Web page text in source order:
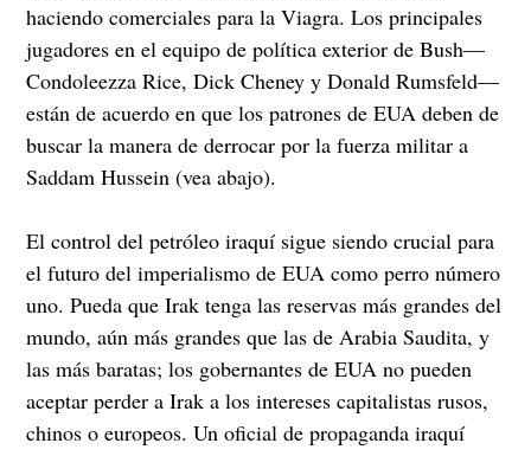
haciendo comerciales para la Viagra. Los principales
jugadores en el equipo de política exterior de Bush—
Condoleezza Rice, Dick Cheney y Donald Rumsfeld—
están de acuerdo en que los patrones de EUA deben de
buscar la manera de derrocar por la fuerza militar a
Saddam Hussein (vea abajo).
El control del petróleo iraquí sigue siendo crucial para
el futuro del imperialismo de EUA como perro número
uno. Pueda que Irak tenga las reservas más grandes del
mundo, aún más grandes que las de Arabia Saudita, y
las más baratas; los gobernantes de EUA no pueden
aceptar perder a Irak a los intereses capitalistas rusos,
chinos o europeos. Un oficial de propaganda iraquí